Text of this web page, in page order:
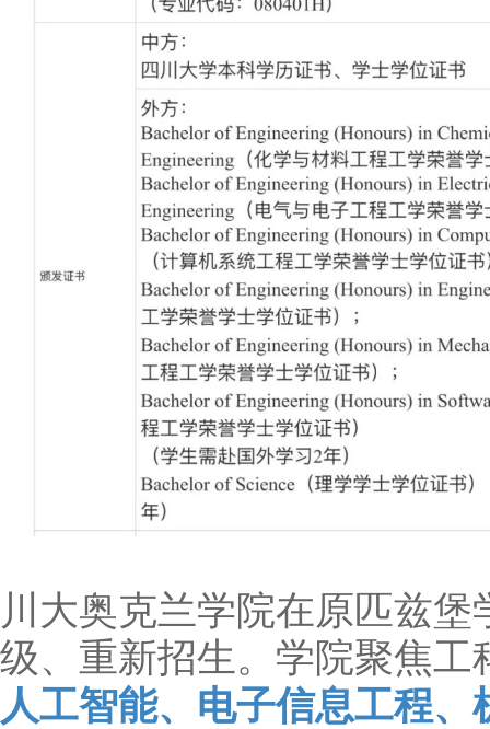
川大奥克兰学院在原匹兹
级、重新招生。学院聚焦工
人工智能、电子信息工程、